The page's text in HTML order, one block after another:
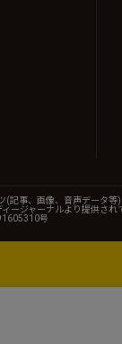
(記事、画像、音声データ
ージャーナルより提供され
号